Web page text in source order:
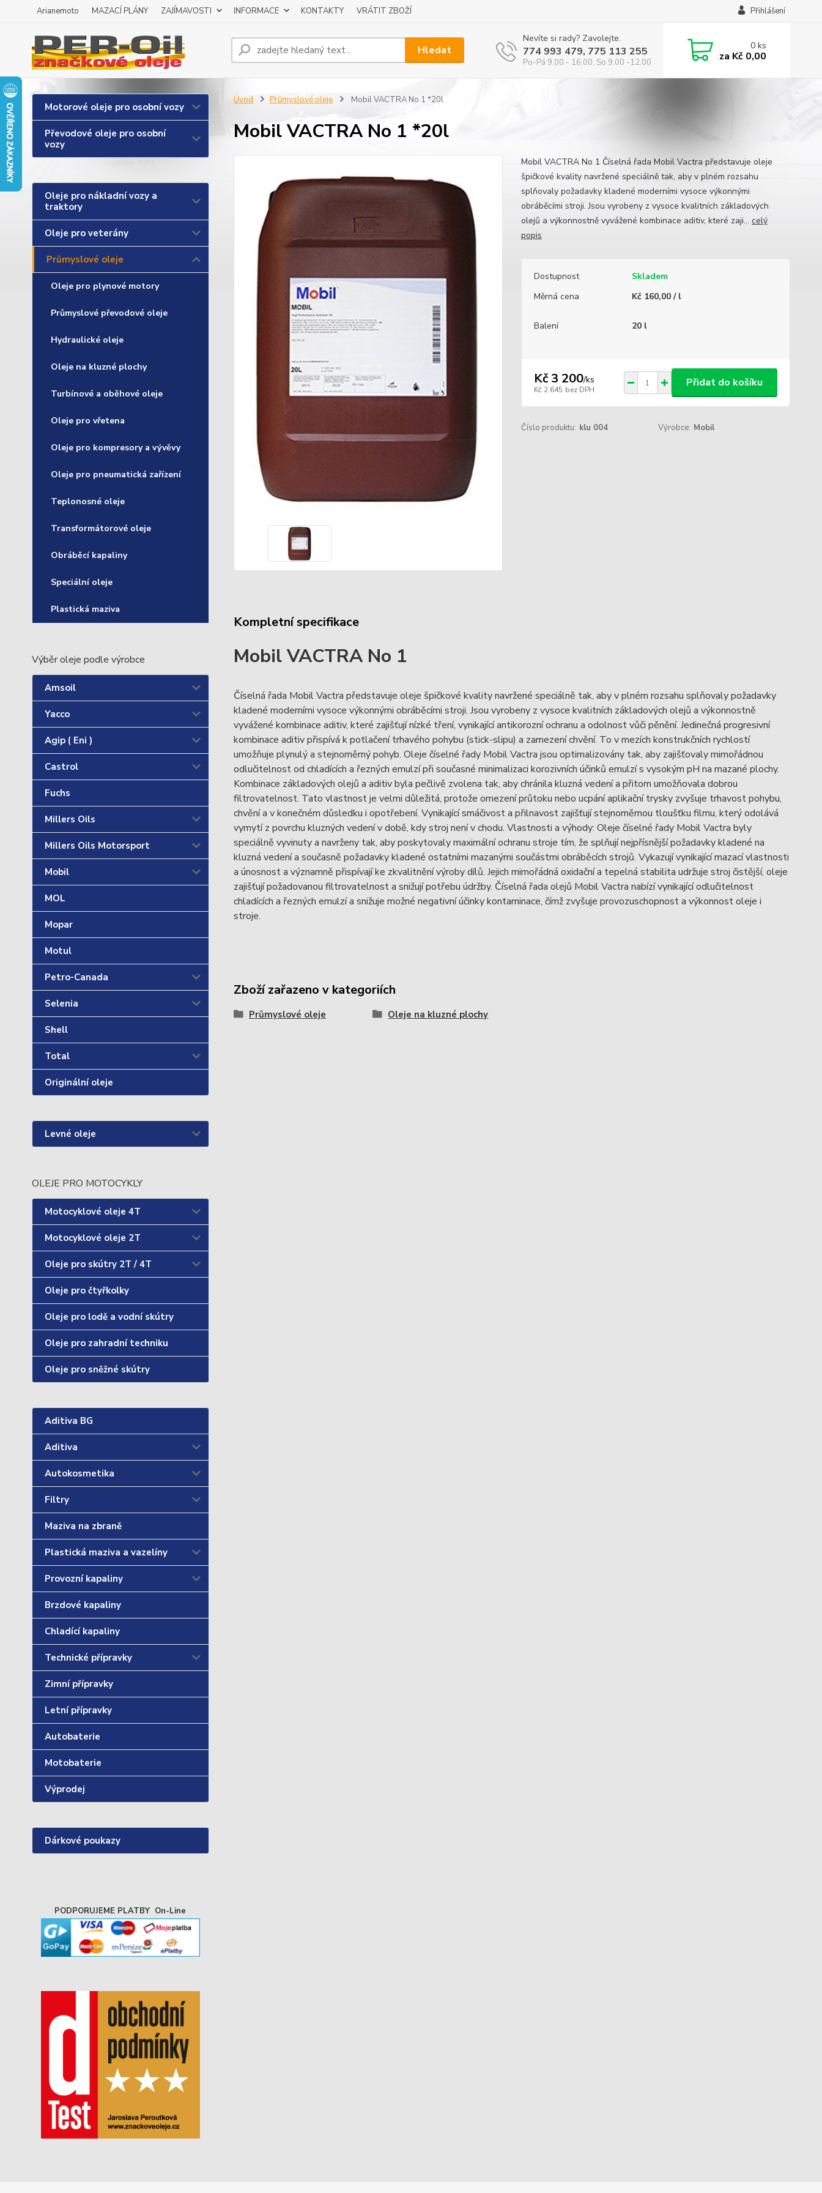
Arianemoto MAZACÍ PLÁNY ZAJÍMAVOSTI INFORMACE KONTAKTY VRÁTIT ZBOŽÍ Přihlášení
Hledat
Nevíte si rady? Zavolejte.
774 993 479, 775 113 255
Po-Pá 9.00 - 16.00, So 9.00 -12.00
0ks
za Kč 0,00
Motorové oleje pro osobní vozy
Převodové oleje pro osobní
vozy
Oleje pro nákladní vozy a
traktory
Oleje pro veterány
Průmyslové oleje
Oleje pro plynové motory
Průmyslové převodové oleje
Hydraulické oleje
Oleje na kluzné plochy
Turbínové a oběhové oleje
Oleje pro vřetena
Oleje pro kompresory a vývěvy
Oleje pro pneumatická zařízení
Teplonosné oleje
Transformátorové oleje
Obráběcí kapaliny
Speciální oleje
Plastická maziva
Výběr oleje podle výrobce
Amsoil
Yacco
Agip ( Eni )
Castrol
Fuchs
Millers Oils
Millers Oils Motorsport
Mobil
MOL
Mopar
Motul
Petro-Canada
Selenia
Shell
Total
Originální oleje
Levné oleje
OLEJE PRO MOTOCYKLY
Motocyklové oleje 4T
Motocyklové oleje 2T
Oleje pro skútry 2T / 4T
Oleje pro čtyřkolky
Oleje pro lodě a vodní skútry
Oleje pro zahradní techniku
Oleje pro sněžné skútry
Aditiva BG
Aditiva
Autokosmetika
Filtry
Maziva na zbraně
Plastická maziva a vazelíny
Provozní kapaliny
Brzdové kapaliny
Chladící kapaliny
Technické přípravky
Zimní přípravky
Letní přípravky
Autobaterie
Motobaterie
Výprodej
Dárkové poukazy
PODPORUJEME PLATBY On-Line
Úvod Průmyslové oleje Mobil VACTRA No 1 *20l
Mobil VACTRA No 1 *20l
Mobil VACTRA No 1 Číselná řada Mobil Vactra představuje oleje
špičkové kvality navržené speciálně tak, aby v plném rozsahu
splňovaly požadavky kladené moderními vysoce výkonnými
obráběcími stroji. Jsou vyrobeny z vysoce kvalitních základových
olejů a výkonnostně vyvážené kombinace aditiv, které zaji... celý
popis
Dostupnost
Skladem
Měrná cena
Kč 160,00 / l
Balení 20 l
Kč 3 200/ks
Kč 2 645 bez DPH
Přidat do košíku
Číslo produktu: klu 004 Výrobce: Mobil
Kompletní specifikace
Mobil VACTRA No 1
Číselná řada Mobil Vactra představuje oleje špičkové kvality navržené speciálně tak, aby v plném rozsahu splňovaly požadavky
kladené moderními vysoce výkonnými obráběcími stroji. Jsou vyrobeny z vysoce kvalitních základových olejů a výkonnostně
vyvážené kombinace aditiv, které zajišťují nízké tření, vynikající antikorozní ochranu a odolnost vůči pěnění. Jedinečná progresivní
kombinace aditiv přispívá k potlačení trhavého pohybu (stick-slipu) a zamezení chvění. To v mezích konstrukčních rychlostí
umožňuje plynulý a stejnoměrný pohyb. Oleje číselné řady Mobil Vactra jsou optimalizovány tak, aby zajišťovaly mimořádnou
odlučitelnost od chladících a řezných emulzí při současné minimalizaci korozivních účinků emulzí s vysokým pH na mazané plochy.
Kombinace základových olejů a aditiv byla pečlivě zvolena tak, aby chránila kluzná vedení a přitom umožňovala dobrou
filtrovatelnost. Tato vlastnost je velmi důležitá, protože omezení průtoku nebo ucpání aplikační trysky zvyšuje trhavost pohybu,
chvění a v konečném důsledku i opotřebení. Vynikající smáčivost a přilnavost zajišťují stejnoměrnou tloušťku filmu, který odolává
vymytí z povrchu kluzných vedení v době, kdy stroj není v chodu. Vlastnosti a výhody: Oleje číselné řady Mobil Vactra byly
speciálně vyvinuty a navrženy tak, aby poskytovaly maximální ochranu stroje tím, že splňují nejpřísnější požadavky kladené na
kluzná vedení a současně požadavky kladené ostatními mazanými součástmi obráběcích strojů. Vykazují vynikající mazací vlastnosti
a únosnost a významně přispívají ke zkvalitnění výroby dílů. Jejich mimořádná oxidační a tepelná stabilita udržuje stroj čistější, oleje
zajišťují požadovanou filtrovatelnost a snižují potřebu údržby. Číselná řada olejů Mobil Vactra nabízí vynikající odlučitelnost
chladících a řezných emulzí a snižuje možné negativní účinky kontaminace, čímž zvyšuje provozuschopnost a výkonnost oleje i
stroje.
Zboží zařazeno v kategoriích
Průmyslové oleje Oleje na kluzné plochy